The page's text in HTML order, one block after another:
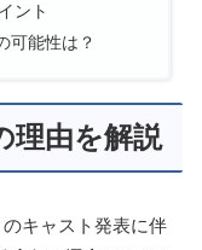
ント
可能性は？
理由を解説
キャスト発表に伴